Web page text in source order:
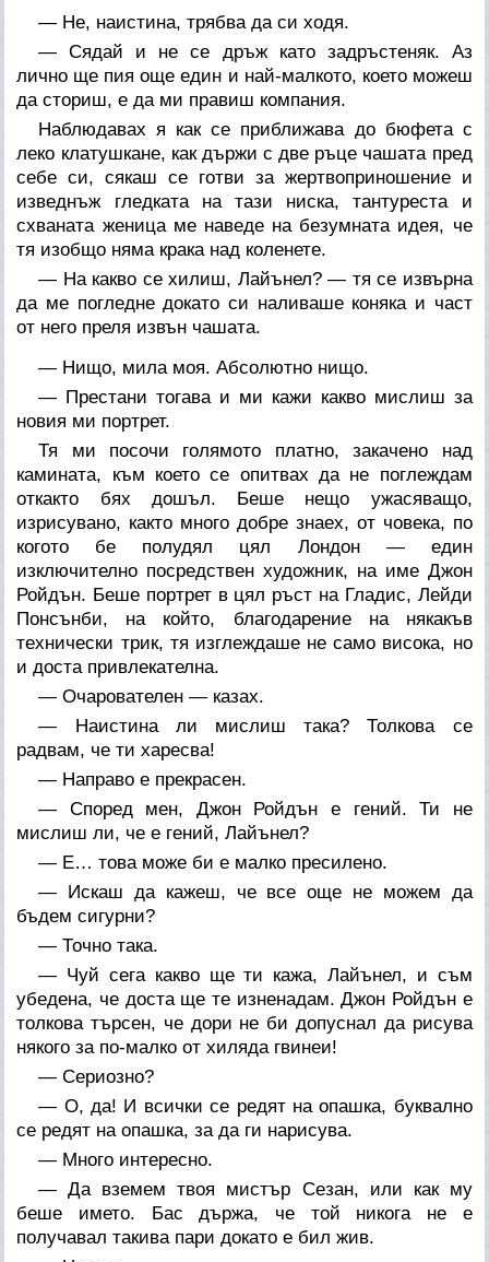
— Не, наистина, трябва да си ходя.
— Сядай и не се дръж като задръстеняк. Аз
лично ще пия още един и най-малкото, което можеш
да сториш, е да ми правиш компания.
Наблюдавах я как се приближава до бюфета с
леко клатушкане, как държи с две ръце чашата пред
себе си, сякаш се готви за жертвоприношение и
изведнъж гледката на тази ниска, тантуреста и
схваната женица ме наведе на безумната идея, че
тя изобщо няма крака над коленете.
— На какво се хилиш, Лайънел? — тя се извърна
да ме погледне докато си наливаше коняка и част
от него преля извън чашата.
— Нищо, мила моя. Абсолютно нищо.
— Престани тогава и ми кажи какво мислиш за
новия ми портрет.
Тя ми посочи голямото платно, закачено над
камината, към което се опитвах да не поглеждам
откакто бях дошъл. Беше нещо ужасяващо,
изрисувано, както много добре знаех, от човека, по
когото бе полудял цял Лондон — един
изключително посредствен художник, на име Джон
Ройдън. Беше портрет в цял ръст на Гладис, Лейди
Понсънби, на който, благодарение на някакъв
технически трик, тя изглеждаше не само висока, но
и доста привлекателна.
— Очарователен — казах.
— Наистина ли мислиш така? Толкова се
радвам, че ти харесва!
— Направо е прекрасен.
— Според мен, Джон Ройдън е гений. Ти не
мислиш ли, че е гений, Лайънел?
— Е… това може би е малко пресилено.
— Искаш да кажеш, че все още не можем да
бъдем сигурни?
— Точно така.
— Чуй сега какво ще ти кажа, Лайънел, и съм
убедена, че доста ще те изненадам. Джон Ройдън е
толкова търсен, че дори не бидопуснал да рисува
някого за по-малко от хиляда гвинеи!
— Сериозно?
— О, да! И всички се редят на опашка, буквално
се редят на опашка, за да ги нарисува.
— Много интересно.
— Да вземем твоя мистър Сезан, или как му
беше името. Бас държа, че той никога не е
получавал такива пари докато е бил жив.